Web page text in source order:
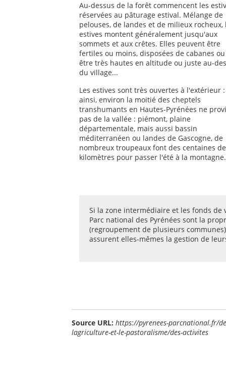
Au-dessus de la forêt commencent les
réservées au pâturage estival. Mélange de
pelouses, de landes et de milieux rocheux,
estives montent généralement jusqu'aux
sommets et aux crêtes. Elles peuvent être
fertiles ou moins, disposées de cabanes
être très hautes en altitude ou juste au-
du village...
Les estives sont très ouvertes à l'extérieur :
ainsi, environ la moitié des cheptels
transhumants en Hautes-Pyrénées ne
pas de la vallée : piémont, plaine
départementale, mais aussi bassin
méditerranéen ou landes de Gascogne, de
nombreux troupeaux font des centaines de
kilomètres pour passer l'été à la montagne.
Si la zone intermédiaire et les fonds
Parc national des Pyrénées sont la
(regroupement de plusieurs
assurent elles-mêmes la gestion de
Source URL: https://pyrenees-parcnational.fr/
lagriculture-et-le-pastoralisme/des-activites